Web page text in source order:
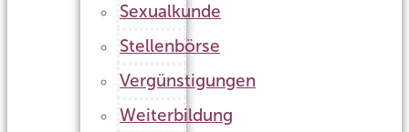
Sexualkunde
Stellenbörse
Vergünstigungen
Weiterbildung